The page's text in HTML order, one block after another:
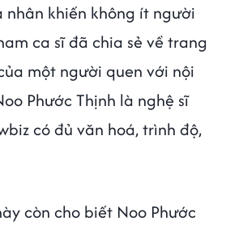
khiến không ít người
ca sĩ đã chia sẻ về trang
một người quen với nội
Phước Thịnh là nghệ sĩ
có đủ văn hoá, trình độ,
còn cho biết Noo Phước